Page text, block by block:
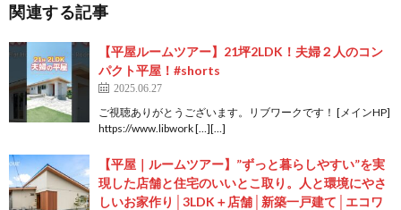
関連する記事
【平屋ルームツアー】21坪2LDK！夫婦２人のコン
パクト平屋！#shorts
2025.06.27
ご視聴ありがとうございます。リブワークです！ [メインHP]
https://www.libwork […][…]
【平屋｜ルームツアー】”ずっと暮らしやすい”を実
現した店舗と住宅のいいとこ取り。人と環境にやさ
しいお家作り│3LDK＋店舗│新築一戸建て│エコワ